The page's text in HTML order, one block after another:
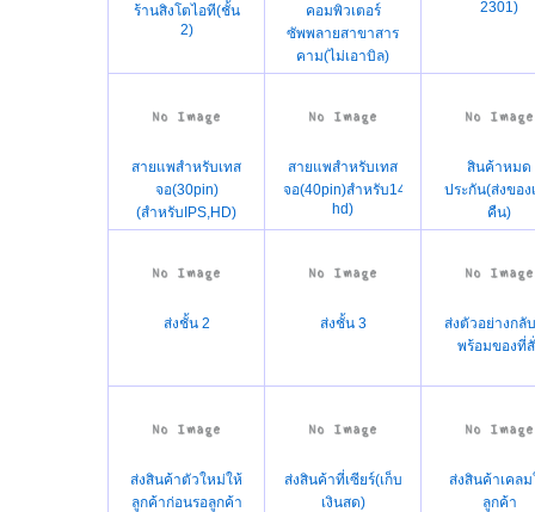
ร้านสิงโตไอที(ชั้น
2)
คอมพิวเตอร์
ซัพพลายสาขาสาร
คาม(ไม่เอาบิล)
2301)
สายแพสำหรับเทส
จอ(30pin)
(สำหรับIPS,HD)
สายแพสำหรับเทส
จอ(40pin)สำหรับ144H,IPS,Full
hd)
สินค้าหมด
ประกัน(ส่งของ
คืน)
ส่งชั้น 2 ส่งชั้น 3
ส่งตัวอย่างกลั
พร้อมของที่
ส่งสินค้าตัวใหม่ให้
ลูกค้าก่อนรอลูกค้า
ส่งสินค้าที่เซียร์(เก็บ
เงินสด)
ส่งสินค้าเคล
ลูกค้า